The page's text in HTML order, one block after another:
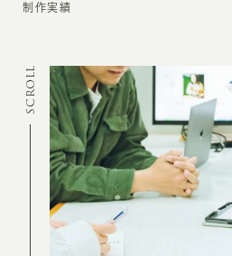
CREATION
MARKETING
制作実績
SCROLL